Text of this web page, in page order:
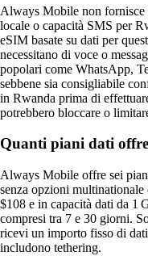
Always Mobile non
locale o capacità SMS per
eSIM basate su dati per
necessitano di voce o
popolari come WhatsApp,
sebbene sia consigliabile
in Rwanda prima di
potrebbero bloccare o
Quanti piani dati
Always Mobile offre sei
senza opzioni
$108 e in capacità dati da 1
compresi tra 7 e 30 giorni.
ricevi un importo fisso di
includono tethering.